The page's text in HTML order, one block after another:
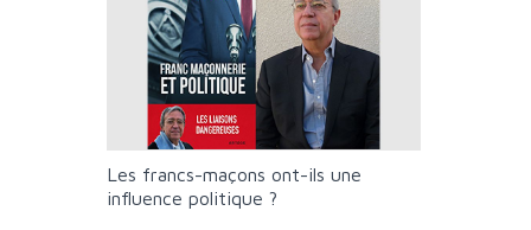
Les francs-maçons ont-ils une
influence politique ?